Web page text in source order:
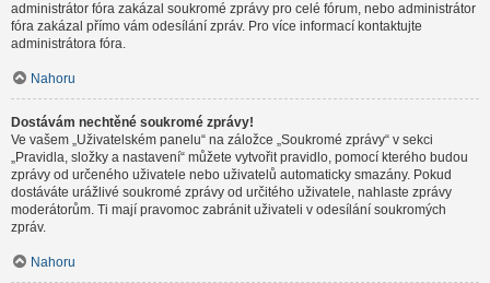
administrátor fóra zakázal soukromé zprávy pro celé fórum, nebo administrátor
fóra zakázal přímo vám odesílání zpráv. Pro více informací kontaktujte
administrátora fóra.
Nahoru
Dostávám nechtěné soukromé zprávy!
Ve vašem „Uživatelském panelu“ na záložce „Soukromé zprávy“ v sekci
„Pravidla, složky a nastavení“ můžete vytvořit pravidlo, pomocí kterého budou
zprávy od určeného uživatele nebo uživatelů automaticky smazány. Pokud
dostáváte urážlivé soukromé zprávy od určitého uživatele, nahlaste zprávy
moderátorům. Ti mají pravomoc zabránit uživateli v odesílání soukromých
zpráv.
Nahoru